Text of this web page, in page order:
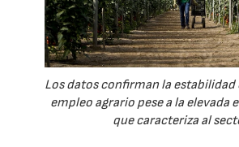
Los datos confirman la
empleo agrario pese a la elevada
que caracteriza al